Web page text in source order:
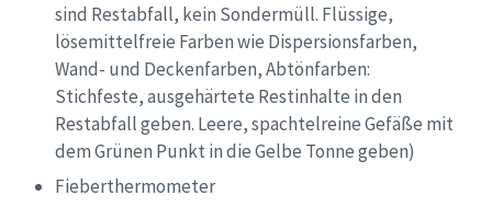
sind Restabfall, kein Sondermüll. Flüssige,
lösemittelfreie Farben wie Dispersionsfarben,
Wand- und Deckenfarben, Abtönfarben:
Stichfeste, ausgehärtete Restinhalte in den
Restabfall geben. Leere, spachtelreine Gefäße mit
dem Grünen Punkt in die Gelbe Tonne geben)
Fieberthermometer